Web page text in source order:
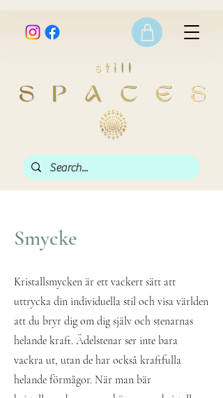
Smycke
Kristallsmycken är ett vackert sätt att
uttrycka din individuella stil och visa världen
att du bryr dig om dig själv och stenarnas
helande kraft. Ädelstenar ser inte bara
vackra ut, utan de har också kraftfulla
helande förmågor. När man bär